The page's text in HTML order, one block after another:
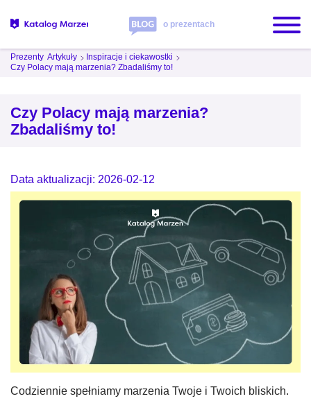
o prezentach
Prezenty Artykuły
Inspiracje i ciekawostki
Czy Polacy mają marzenia? Zbadaliśmy to!
Czy Polacy mają marzenia?
Zbadaliśmy to!
Data aktualizacji: 2026-02-12
Codziennie spełniamy marzenia Twoje i Twoich bliskich.